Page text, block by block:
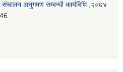
संचालन अनुगमण सम्बन्धी कार्यविधि ,२०७४